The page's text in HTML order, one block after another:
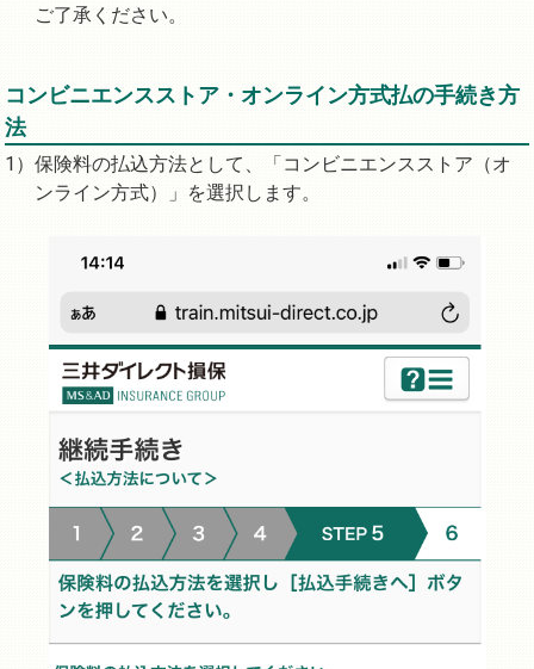
ご了承ください。
コンビニエンスストア・オンライン方式払の手続き方
法
保険料の払込方法として、「コンビニエンスストア（オ
ンライン方式）」を選択します。